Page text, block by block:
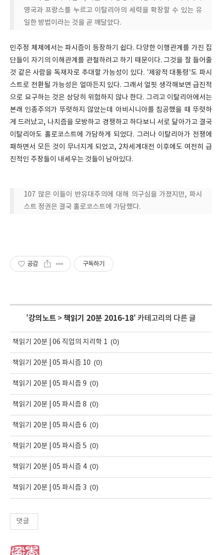
영국과 프랑스를 누르고 이탈리아의 세력을 확장할 수 있는 유
일한 방법이라는 것을 곧 깨달았다.
민주정 체제에서는 파시즘이 등장하기 쉽다. 다양한 이행관계를 가진 집
단들이 자기의 이해관계를 관철하려고 하기 때문이다. 그것을 잘 들어줄
것 같은 사람을 독재자로 추대할 가능성이 있다. '제왕적 대통령'도 파시
스트로 전환될 가능성은 얼마든지 있다. 그래서 얼핏 생각해보면 급진적
으로 요구하는 것은 상당히 위험하지 않나 한다. 그리고 이탈리아에서는
본래 인종주의가 뚜렷하지 않았는데 아비시니아를 침공했을 때 뚜렷하
게 드러났고, 나치즘을 모방하고 경쟁하고 하다보니 서로 닮아가고 결국
이탈리아도 홀로코스트에 가담하게 되었다. 그러나 이탈리아가 전쟁에
패하면서 모든 것이 무너지게 되었고, 2차세계대전 이후에도 여전히 급
진적인 주장들이 내세우는 것들이 남아있다.
107 많은 이들이 반유대주의에 대해 의구심을 가졌지만, 파시
스트 정권은 결국 홀로코스트에 가담했다.
공감 구독하기
'강의노트 >책읽기 20분 2016-18' 카테고리의 다른 글
책읽기 20분 | 06 직업의 지리학 1 (0)
책읽기 20분 | 05 파시즘 10 (0)
책읽기 20분 | 05 파시즘 9 (0)
책읽기 20분 | 05 파시즘 8 (0)
책읽기 20분 | 05 파시즘 6 (0)
책읽기 20분 | 05 파시즘 5 (0)
책읽기 20분 | 05 파시즘 4 (0)
책읽기 20분 | 05 파시즘 3 (0)
댓글